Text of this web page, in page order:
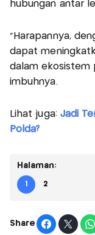
hubungan antar
"Harapannya,
dapat
dalam ekosistem
imbuhnya.
Lihat juga: Jadi
Polda?
Halaman:
1 2
Share